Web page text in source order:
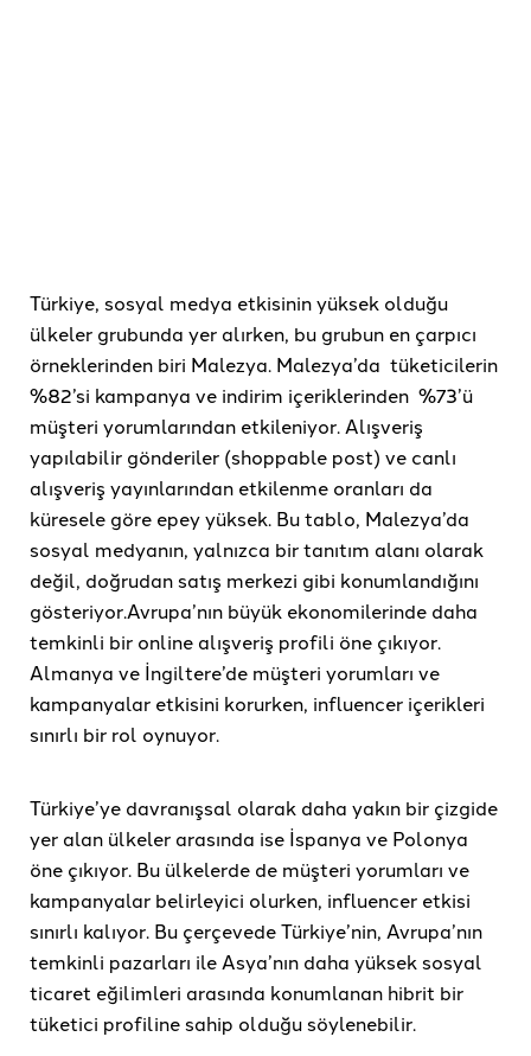
Türkiye, sosyal medya etkisinin yüksek olduğu
ülkeler grubunda yer alırken, bu grubun en çarpıcı
örneklerinden biri Malezya. Malezya’da tüketicilerin
%82’si kampanya ve indirim içeriklerinden %73’ü
müşteri yorumlarından etkileniyor. Alışveriş
yapılabilir gönderiler (shoppable post) ve canlı
alışveriş yayınlarından etkilenme oranları da
küresele göre epey yüksek. Bu tablo, Malezya’da
sosyal medyanın, yalnızca bir tanıtım alanı olarak
değil, doğrudan satış merkezi gibi konumlandığını
gösteriyor.Avrupa’nın büyük ekonomilerinde daha
temkinli bir online alışveriş profili öne çıkıyor.
Almanya ve İngiltere’de müşteri yorumları ve
kampanyalar etkisini korurken, influencer içerikleri
sınırlı bir rol oynuyor.
Türkiye’ye davranışsal olarak daha yakın bir çizgide
yer alan ülkeler arasında ise İspanya ve Polonya
öne çıkıyor. Bu ülkelerde de müşteri yorumları ve
kampanyalar belirleyici olurken, influencer etkisi
sınırlı kalıyor. Bu çerçevede Türkiye’nin, Avrupa’nın
temkinli pazarları ile Asya’nın daha yüksek sosyal
ticaret eğilimleri arasında konumlanan hibrit bir
tüketici profiline sahip olduğu söylenebilir.